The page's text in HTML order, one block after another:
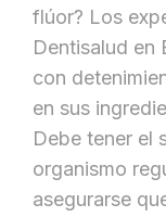
flúor? Los
Dentisalud en
con
en sus
Debe tener el
organismo
asegurarse